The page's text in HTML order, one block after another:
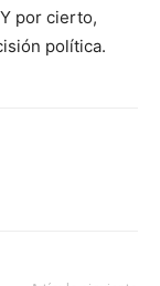
por cierto,
política.